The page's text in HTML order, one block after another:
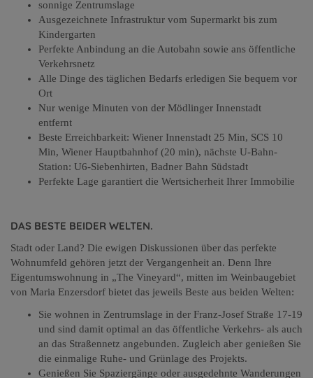
sonnige Zentrumslage
Ausgezeichnete Infrastruktur vom Supermarkt bis zum
Kindergarten
Perfekte Anbindung an die Autobahn sowie ans öffentliche
Verkehrsnetz
Alle Dinge des täglichen Bedarfs erledigen Sie bequem vor
Ort
Nur wenige Minuten von der Mödlinger Innenstadt
entfernt
Beste Erreichbarkeit: Wiener Innenstadt 25 Min, SCS 10
Min, Wiener Hauptbahnhof (20 min), nächste U-Bahn-
Station: U6-Siebenhirten, Badner Bahn Südstadt
Perfekte Lage garantiert die Wertsicherheit Ihrer Immobilie
DAS BESTE BEIDER WELTEN.
Stadt oder Land? Die ewigen Diskussionen über das perfekte
Wohnumfeld gehören jetzt der Vergangenheit an. Denn Ihre
Eigentumswohnung in „The Vineyard“, mitten im Weinbaugebiet
von Maria Enzersdorf bietet das jeweils Beste aus beiden Welten:
Sie wohnen in Zentrumslage in der Franz-Josef Straße 17-19
und sind damit optimal an das öffentliche Verkehrs- als auch
an das Straßennetz angebunden. Zugleich aber genießen Sie
die einmalige Ruhe- und Grünlage des Projekts.
Genießen Sie Spaziergänge oder ausgedehnte Wanderungen